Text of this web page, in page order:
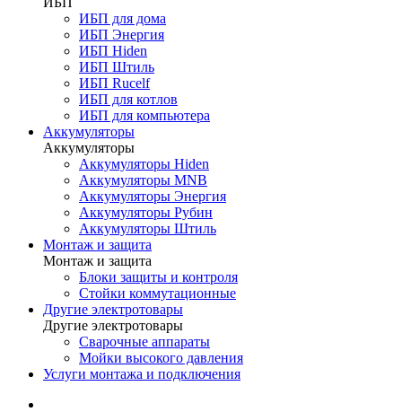
ИБП для дома
ИБП Энергия
ИБП Hiden
ИБП Штиль
ИБП Rucelf
ИБП для котлов
ИБП для компьютера
Аккумуляторы
Аккумуляторы
Аккумуляторы Hiden
Аккумуляторы MNB
Аккумуляторы Энергия
Аккумуляторы Рубин
Аккумуляторы Штиль
Монтаж и защита
Монтаж и защита
Блоки защиты и контроля
Стойки коммутационные
Другие электротовары
Другие электротовары
Сварочные аппараты
Мойки высокого давления
Услуги монтажа и подключения